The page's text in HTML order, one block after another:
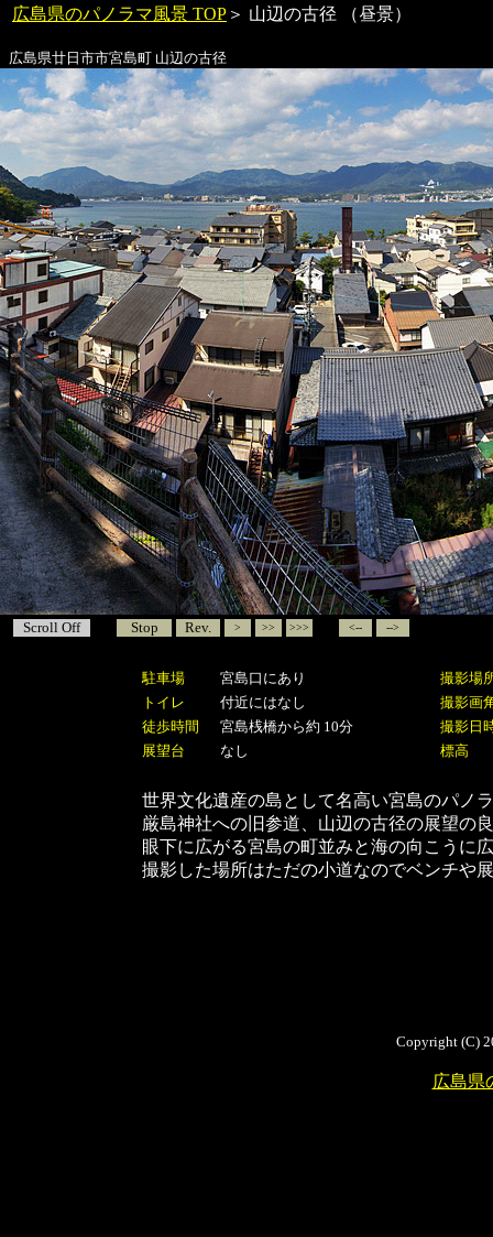
広島県のパノラマ風景 TOP ＞ 山辺の古径 （昼景）
広島県廿日市市宮島町 山辺の古径
Scroll Off Stop Rev. > >> >>> <-- -->
駐車場 宮島口にあり
撮影場
トイレ
付近にはなし
撮影画
徒歩時間
宮島桟橋から約 10分
撮影日
展望台
なし 標高
世界文化遺産の島として名高い宮島のパノ
厳島神社への旧参道、山辺の古径の展望の
眼下に広がる宮島の町並みと海の向こうに
撮影した場所はただの小道なのでベンチや
Copyright (C)
広島県